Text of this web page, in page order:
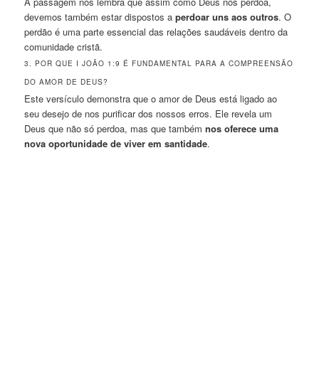
devemos também estar dispostos aperdoar uns aos outros. O
perdão é uma parte essencial das relações saudáveis dentro da
comunidade cristã.
3. POR QUE I JOÃO 1:9 É FUNDAMENTAL PARA A COMPREENSÃO
DO AMOR DE DEUS?
Este versículo demonstra que o amor de Deus está ligado ao
seu desejo de nos purificar dos nossos erros. Ele revela um
Deus que não só perdoa, mas que tambémnos oferece uma
nova oportunidade de viver em santidade.